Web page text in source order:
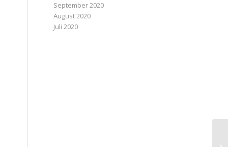
September 2020
August 2020
Juli 2020